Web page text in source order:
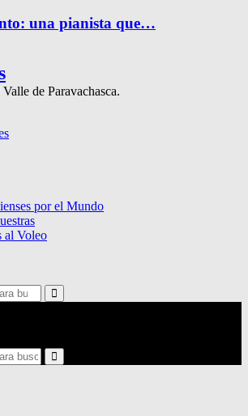
una pianista que…
de Paravachasca.
por el Mundo
al Voleo
Search
Search